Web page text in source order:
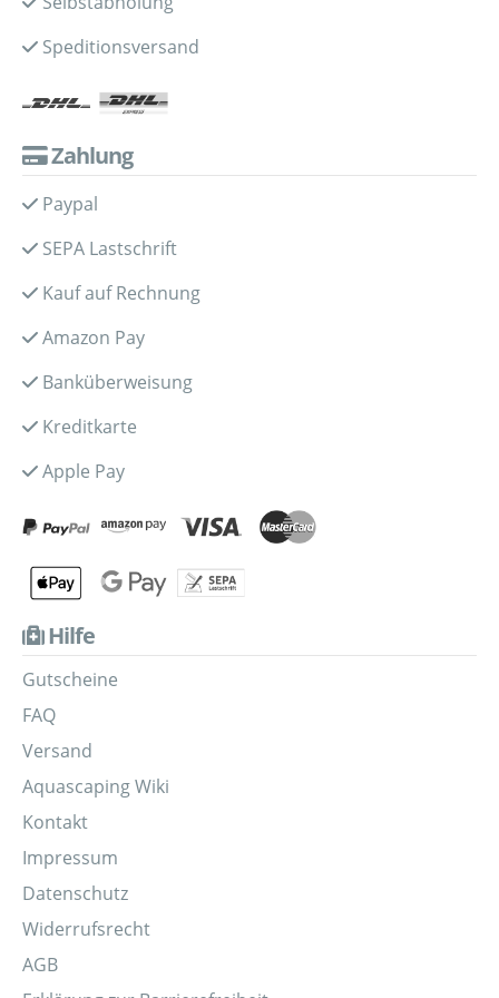
Speditionsversand
Zahlung
Paypal
SEPA Lastschrift
Kauf auf Rechnung
Amazon Pay
Banküberweisung
Kreditkarte
Apple Pay
Hilfe
Gutscheine
FAQ
Versand
Aquascaping Wiki
Kontakt
Impressum
Datenschutz
Widerrufsrecht
AGB